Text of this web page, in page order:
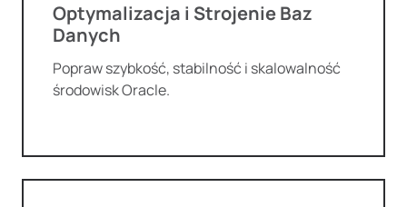
Optymalizacja i Strojenie Baz
Danych
Popraw szybkość, stabilność i skalowalność
środowisk Oracle.